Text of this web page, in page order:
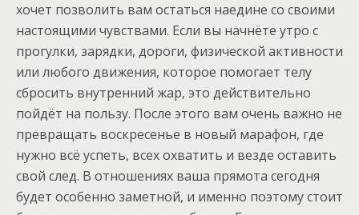
хочет позволить вам остаться наедине со своими
настоящими чувствами. Если вы начнёте утро с
прогулки, зарядки, дороги, физической активности
или любого движения, которое помогает телу
сбросить внутренний жар, это действительно
пойдёт на пользу. После этого вам очень важно не
превращать воскресенье в новый марафон, где
нужно всё успеть, всех охватить и везде оставить
свой след. В отношениях ваша прямота сегодня
будет особенно заметной, и именно поэтому стоит